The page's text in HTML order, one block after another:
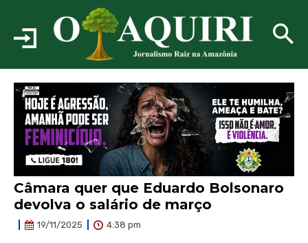
Câmara quer que Eduardo Bolsonaro
devolva o salário de março
19/11/2025 4:38 pm